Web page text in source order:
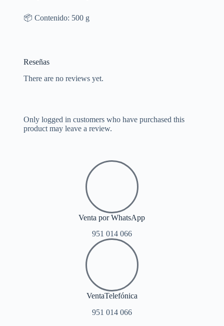
📦 Contenido: 500 g
Reseñas
There are no reviews yet.
Only logged in customers who have purchased this
product may leave a review.
Venta por WhatsApp
951 014 066
VentaTelefónica
951 014 066